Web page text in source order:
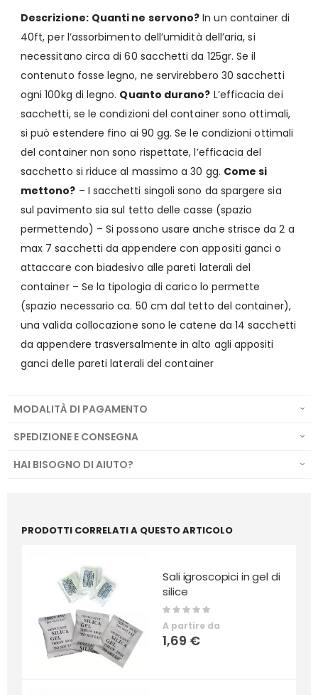
Descrizione: Quanti ne servono? In un container di
40ft, per l’assorbimento dell’umidità dell’aria, si
necessitano circa di 60 sacchetti da 125gr. Se il
contenuto fosse legno, ne servirebbero 30 sacchetti
ogni 100kg di legno. Quanto durano? L’efficacia dei
sacchetti, se le condizioni del container sono ottimali,
si può estendere fino ai 90 gg. Se le condizioni ottimali
del container non sono rispettate, l’efficacia del
sacchetto si riduce al massimo a 30 gg. Come si
mettono? – I sacchetti singoli sono da spargere sia
sul pavimento sia sul tetto delle casse (spazio
permettendo) – Si possono usare anche strisce da 2 a
max 7 sacchetti da appendere con appositi ganci o
attaccare con biadesivo alle pareti laterali del
container – Se la tipologia di carico lo permette
(spazio necessario ca. 50 cm dal tetto del container),
una valida collocazione sono le catene da 14 sacchetti
da appendere trasversalmente in alto agli appositi
ganci delle pareti laterali del container
MODALITÀ DI PAGAMENTO
SPEDIZIONE E CONSEGNA
HAI BISOGNO DI AIUTO?
PRODOTTI CORRELATI A QUESTO ARTICOLO
Sali igroscopici in gel di
silice
Rating:
0%
A partire da
1,69 €